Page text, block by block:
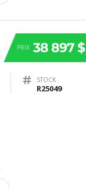
PRIX 38 897 $
STOCK
R25049